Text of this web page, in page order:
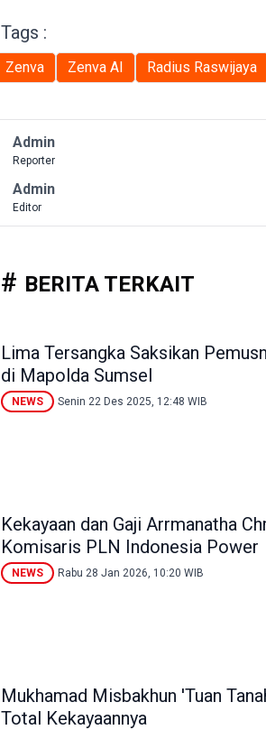
Tags :
Zenva Zenva AI Radius Raswijaya
Admin
Reporter
Admin
Editor
BERITA TERKAIT
Lima Tersangka Saksikan
di Mapolda Sumsel
NEWS Senin 22 Des 2025, 12:48 WIB
Kekayaan dan Gaji Arrmanatha
Komisaris PLN Indonesia Power
NEWS Rabu 28 Jan 2026, 10:20 WIB
Mukhamad Misbakhun 'Tuan
Total Kekayaannya